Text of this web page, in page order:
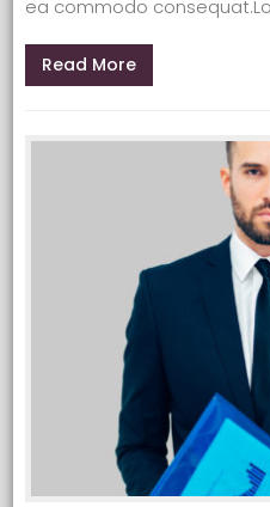
ea commodo
Read More